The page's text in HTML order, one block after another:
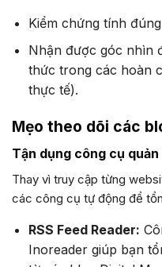
Kiểm chứng tính
Nhận được góc nhìn
thức trong các hoàn
thực tế).
Mẹo theo dõi các
Tận dụng công cụ
Thay vì truy cập từng
các công cụ tự động để
RSS Feed Reader:
Inoreader giúp bạn